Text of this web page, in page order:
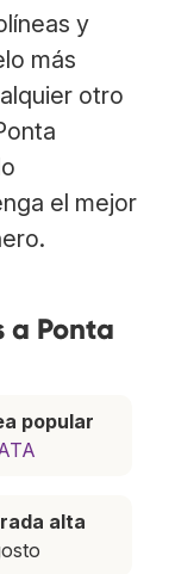
y
más
otro
el mejor
a Ponta
popular
alta